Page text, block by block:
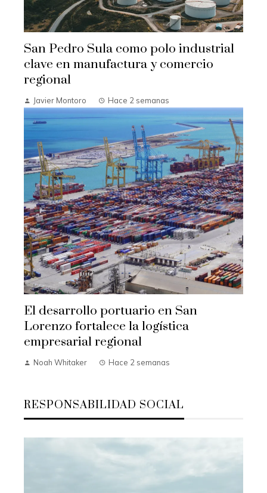
San Pedro Sula como polo industrial
clave en manufactura y comercio
regional
Javier Montoro Hace 2 semanas
El desarrollo portuario en San
Lorenzo fortalece la logística
empresarial regional
Noah Whitaker Hace 2 semanas
RESPONSABILIDAD SOCIAL